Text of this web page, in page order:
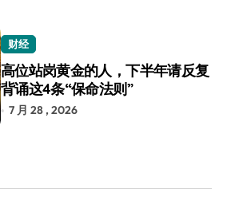
财经
高位站岗黄金的人，下半年请反复
背诵这4条“保命法则”
7 月 28 , 2026